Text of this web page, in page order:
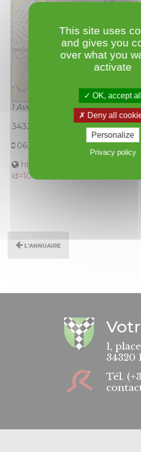
1 Avenue de Caux
34320 ROUJAN
06.98.35.01.46
https://www.facebook.com/
id=1000834...
L'annuaire
1,
34320
Tél.
This site uses
and gives you
over what you
activate
OK, accept all
Deny all
Personalize
Privacy policy